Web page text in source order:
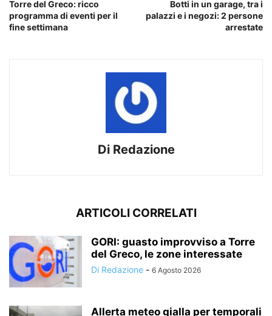
Torre del Greco: ricco
programma di eventi per il
fine settimana
Botti in un garage, tra i
palazzi e i negozi: 2 persone
arrestate
Di Redazione
ARTICOLI CORRELATI
GORI: guasto improvviso a Torre
del Greco, le zone interessate
Di Redazione - 6 Agosto 2026
Allerta meteo gialla per temporali